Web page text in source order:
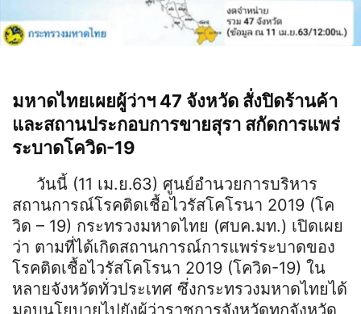
มหาดไทยเผยผู้ว่าฯ 47 จังหวัด สั่งปิดร้านค้า
และสถานประกอบการขายสุรา สกัดการแพร่
ระบาดโควิด-19
วันนี้ (11 เม.ย.63) ศูนย์อำนวยการบริหาร
สถานการณ์โรคติดเชื้อไวรัสโคโรนา 2019 (โค
วิด – 19) กระทรวงมหาดไทย (ศบค.มท.) เปิดเผย
ว่า ตามที่ได้เกิดสถานการณ์การแพร่ระบาดของ
โรคติดเชื้อไวรัสโคโรนา 2019 (โควิด-19) ใน
หลายจังหวัดทั่วประเทศ ซึ่งกระทรวงมหาดไทยได้
มอบนโยบายไปยังผู้ว่าราชการจังหวัดทุกจังหวัด